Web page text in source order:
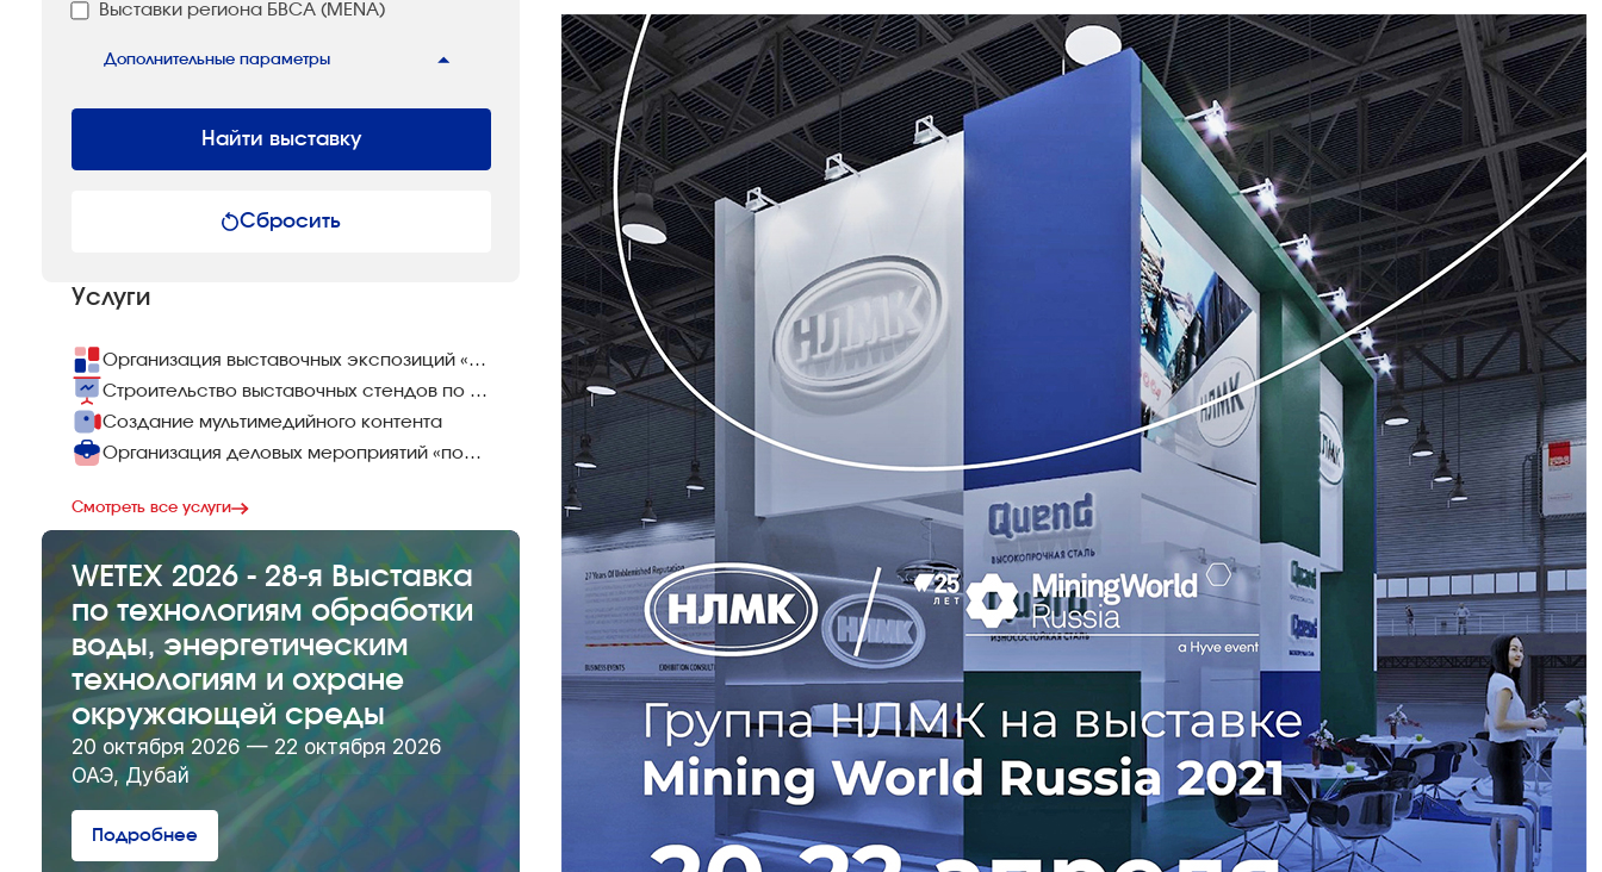
Выставки региона БВСА (MENA)
Дополнительные параметры
Найти выставку
Сбросить
Услуги
Организация выставочных экспозиций «под ключ»
Строительство выставочных стендов по всему миру
Создание мультимедийного контента
Организация деловых мероприятий «под ключ»
Смотреть все услуги
WETEX 2026 - 28-я Выставка
по технологиям обработки
воды, энергетическим
технологиям и охране
окружающей среды
20 октября 2026 — 22 октября 2026
ОАЭ, Дубай
Подробнее